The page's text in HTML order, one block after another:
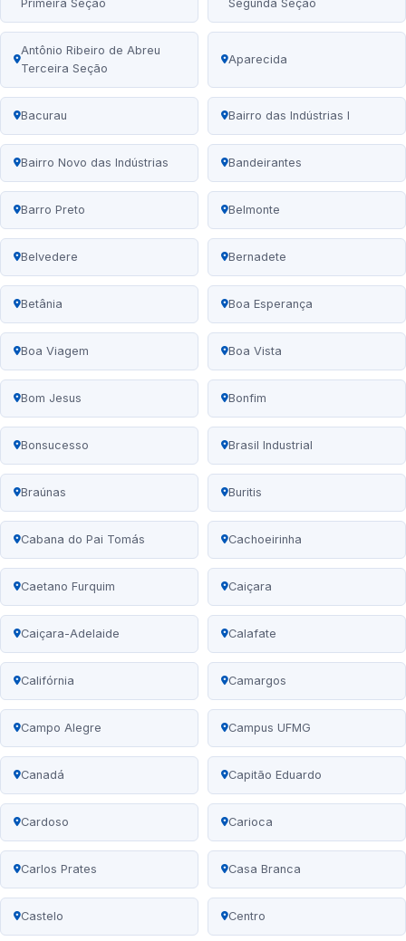
Primeira Seção Segunda Seção
Antônio Ribeiro de Abreu
Terceira Seção
Aparecida
Bacurau Bairro das Indústrias I
Bairro Novo das Indústrias Bandeirantes
Barro Preto Belmonte
Belvedere Bernadete
Betânia Boa Esperança
Boa Viagem Boa Vista
Bom Jesus Bonfim
Bonsucesso Brasil Industrial
Braúnas Buritis
Cabana do Pai Tomás Cachoeirinha
Caetano Furquim Caiçara
Caiçara-Adelaide Calafate
Califórnia Camargos
Campo Alegre Campus UFMG
Canadá Capitão Eduardo
Cardoso Carioca
Carlos Prates Casa Branca
Castelo Centro